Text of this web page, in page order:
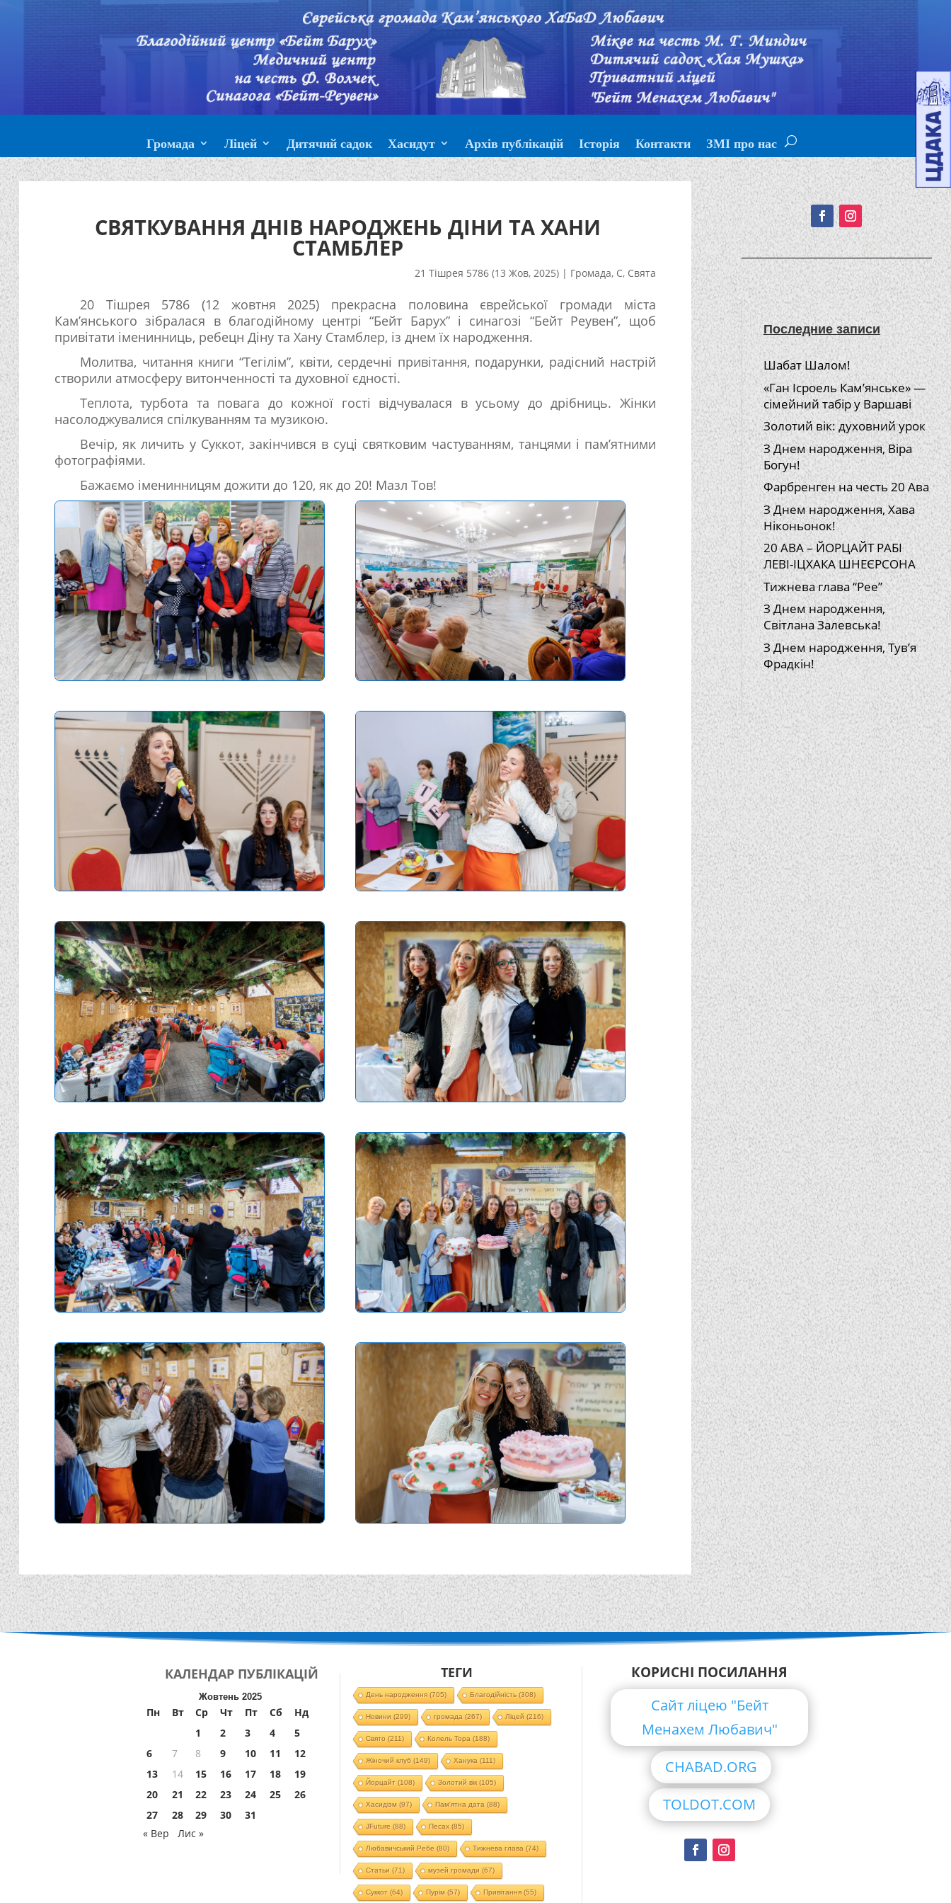
Громада Ліцей Дитячий садок Хасидут Архів публікацій Історія Контакти ЗМІ про нас
СВЯТКУВАННЯ ДНІВ НАРОДЖЕНЬ ДІНИ ТА ХАНИ
СТАМБЛЕР
21 Тішрея 5786 (13 Жов, 2025)| Громада, С, Свята
20 Тішрея 5786 (12 жовтня 2025) прекрасна половина єврейської громади міста
Кам’янського зібралася в благодійному центрі “Бейт Барух” і синагозі “Бейт Реувен”, щоб
привітати іменинниць, ребецн Діну та Хану Стамблер, із днем їх народження.
Молитва, читання книги “Тегілім”, квіти, сердечні привітання, подарунки, радісний настрій
створили атмосферу витонченності та духовної єдності.
Теплота, турбота та повага до кожної гості відчувалася в усьому до дрібниць. Жінки
насолоджувалися спілкуванням та музикою.
Вечір, як личить у Суккот, закінчився в суці святковим частуванням, танцями і пам’ятними
фотографіями.
Бажаємо іменинницям дожити до 120, як до 20! Мазл Тов!
Подписывайтесь!
Последние записи
Шабат Шалом!
«Ган Ісроель Кам’янське» —
сімейний табір у Варшаві
Золотий вік: духовний урок
З Днем народження, Віра
Богун!
Фарбренген на честь 20 Ава
З Днем народження, Хава
Ніконьонок!
20 АВА – ЙОРЦАЙТ РАБІ
ЛЕВІ-ІЦХАКА ШНЕЄРСОНА
Тижнева глава “Рее”
З Днем народження,
Світлана Залевська!
З Днем народження, Тув’я
Фрадкін!
КАЛЕНДАР ПУБЛІКАЦІЙ
Жовтень 2025
Пн Вт Ср Чт Пт Сб
Нд
1
2 3 4
5
6
7 8 9 10 11
12
13
14 15 16 17 18
19
20
21 22 23 24 25
26
27
28 29 30
31
« Вер
Лис »
ТЕГИ
День народження(705) Благодійність (308)
Новини (299) громада (267) Ліцей (216)
Свято (211) Колель Тора (188)
Жіночий клуб (149) Ханука (111)
Йорцайт (108) Золотий вік(105)
Хасидізм (97) Пам'ятна дата (88)
JFuture (88) Песах(85)
Любавичський Ребе (80) Тижнева глава (74)
Статьи (71) музей громади (67)
Суккот (64) Пурім (57) Привітання(55)
КОРИСНІ ПОСИЛАННЯ
Сайт ліцею "Бейт
Менахем Любавич"
CHABAD.ORG
TOLDOT.COM